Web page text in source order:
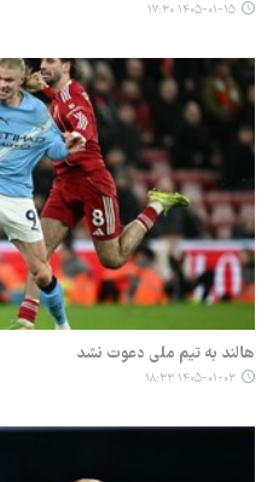
۱۴۰۵-۰۱-۱۵ ۱۷:۳۰
هالند به تیم ملی دعوت نشد
۱۴۰۵-۰۱-۰۳ ۱۸:۳۳